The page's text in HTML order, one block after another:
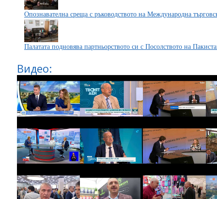
Опознавателна среща с ръководството на Международна
Палатата подновява партньорството си с Посолството на
Видео: